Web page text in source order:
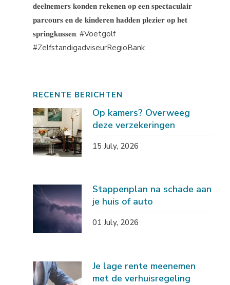
𝐝𝐞𝐞𝐥𝐧𝐞𝐦𝐞𝐫𝐬 𝐤𝐨𝐧𝐝𝐞𝐧 𝐫𝐞𝐤𝐞𝐧𝐞𝐧 𝐨𝐩 𝐞𝐞𝐧 𝐬𝐩𝐞𝐜𝐭𝐚𝐜𝐮𝐥𝐚𝐢𝐫
𝐩𝐚𝐫𝐜𝐨𝐮𝐫𝐬 𝐞𝐧 𝐝𝐞 𝐤𝐢𝐧𝐝𝐞𝐫𝐞𝐧 𝐡𝐚𝐝𝐝𝐞𝐧 𝐩𝐥𝐞𝐳𝐢𝐞𝐫 𝐨𝐩 𝐡𝐞𝐭
𝐬𝐩𝐫𝐢𝐧𝐠𝐤𝐮𝐬𝐬𝐞𝐧. #Voetgolf
#ZelfstandigadviseurRegioBank
RECENTE BERICHTEN
Op kamers? Overweeg
deze verzekeringen
15 July, 2026
Stappenplan na schade aan
je huis of auto
01 July, 2026
Je lage rente meenemen
met de verhuisregeling